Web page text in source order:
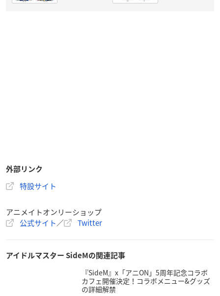
外部リンク
特設サイト
アニメイトオンリーショップ
公式サイト／ Twitter
アイドルマスター SideMの関連記事
『SideM』x「アニON」5周年記念コラボ
カフェ開催決定！コラボメニュー&グッズ
の詳細解禁